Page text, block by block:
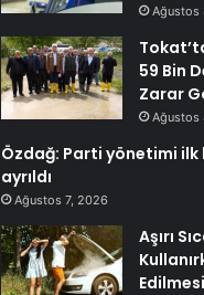
Ağustos
59 Bin
Zarar
Ağustos
Özdağ: Parti yönetimi
ayrıldı
Ağustos 7, 2026
Aşırı